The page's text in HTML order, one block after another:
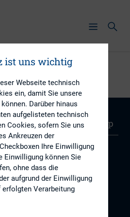
Newsletter Sitemap
Datenschutz |
ist uns wichtig
Webseite technisch
ein, damit Sie unsere
Darüber hinaus
aufgelisteten technisch
Cookies, sofern Sie uns
Ankreuzen der
Ihre Einwilligung
Einwilligung können Sie
ohne dass die
aufgrund der Einwilligung
erfolgten Verarbeitung